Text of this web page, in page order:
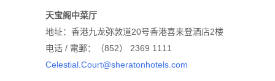
天宝阁中菜厅
地址：香港九龙弥敦道20号香港喜来登酒店2楼
电话 / 電郵：（852） 2369 1111
Celestial.Court@sheratonhotels.com